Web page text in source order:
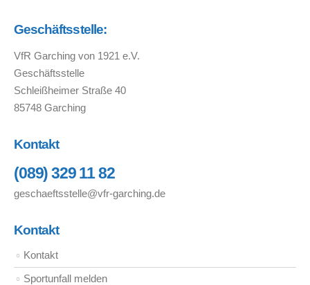
Geschäftsstelle:
VfR Garching von 1921 e.V.
Geschäftsstelle
Schleißheimer Straße 40
85748 Garching
Kontakt
(089) 329 11 82
geschaeftsstelle@vfr-garching.de
Kontakt
Kontakt
Sportunfall melden